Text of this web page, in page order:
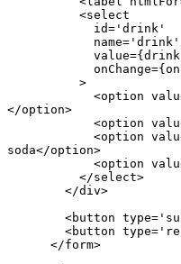
          <select
            id='drink'
            name='drink'
          >
</option>
soda</option>
          </select>
        </div>
<button
<button
      </form>